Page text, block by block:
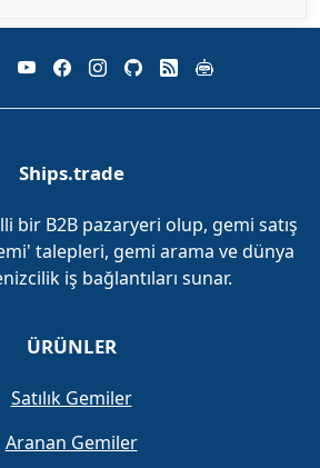
Ships.trade
bir B2B pazaryeri olup, gemi satış
talepleri, gemi arama ve dünya
iş bağlantıları sunar.
ÜRÜNLER
Satılık Gemiler
Aranan Gemiler